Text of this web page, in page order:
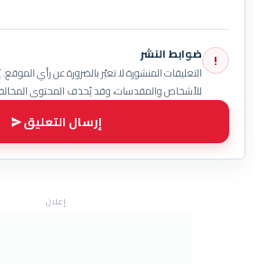
! ضوابط النشر
التعليقات المنشورة لا تعبّر بالضرورة عن رأي الموقع.
للأشخاص والمقدسات، وقد يُحذف المحتوى
إرسال التعليق
إعلان